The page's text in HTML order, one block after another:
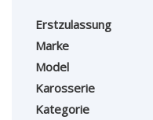
Erstzulassung
Marke
Model
Karosserie
Kategorie